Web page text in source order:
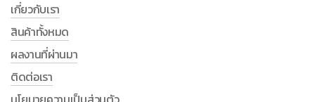
เกี่ยวกับเรา
สินค้าทั้งหมด
ผลงานที่ผ่านมา
ติดต่อเรา